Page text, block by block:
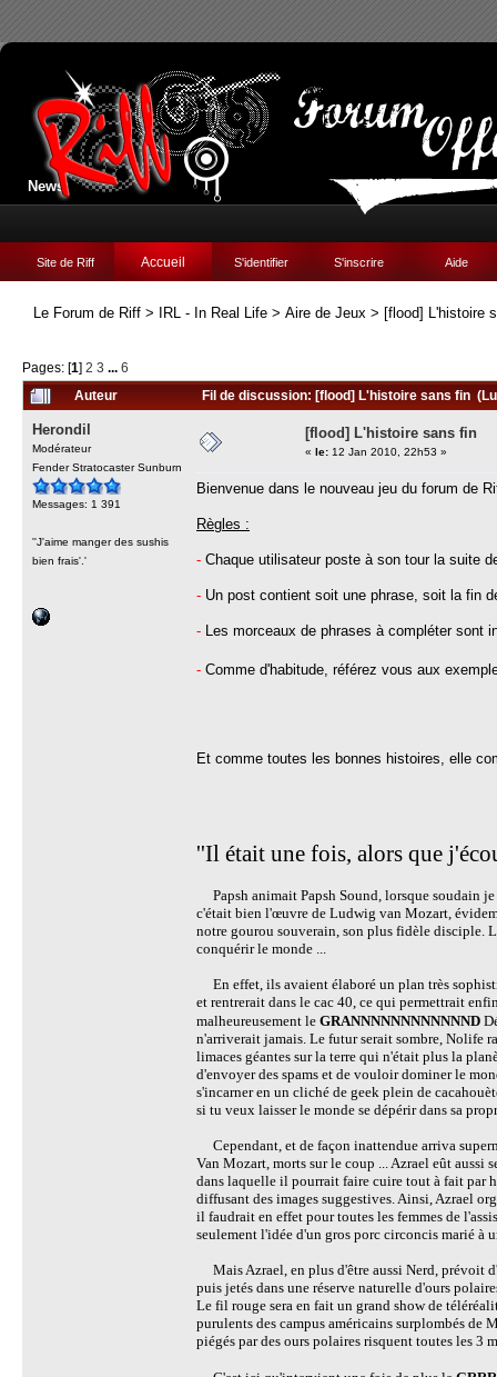
News:
Site de Riff Accueil S'identifier S'inscrire Aide
Le Forum de Riff > IRL - In Real Life > Aire de Jeux > [flood] L'histoire
Pages: [1] 2 3 ... 6
Auteur
Fil de discussion: [flood] L'histoire sans fin
Herondil
Modérateur
Fender Stratocaster Sunburn
Messages: 1 391
''J'aime manger des sushis
bien frais'.'
[flood] L'histoire sans fin
« le: 12 Jan 2010, 22h53 »
Bienvenue dans le nouveau jeu du forum de
Règles :
- Chaque utilisateur poste à son tour la suite
- Un post contient soit une phrase, soit la fin
- Les morceaux de phrases à compléter sont
- Comme d'habitude, référez vous aux
Et comme toutes les bonnes histoires, elle
''Il était une fois, alors que
Papsh animait Papsh Sound, lorsque soudain
c'était bien l'œuvre de Ludwig van Mozart,
notre gourou souverain, son plus fidèle disciple.
conquérir le monde ...
En effet, ils avaient élaboré un plan très
et rentrerait dans le cac 40, ce qui permettrait
malheureusement le GRANNNNNNNNNNNND
n'arriverait jamais. Le futur serait sombre, Nolife
limaces géantes sur la terre qui n'était plus la
d'envoyer des spams et de vouloir dominer le
s'incarner en un cliché de geek plein de
si tu veux laisser le monde se dépérir dans sa
Cependant, et de façon inattendue arriva
Van Mozart, morts sur le coup ... Azrael eût aussi
dans laquelle il pourrait faire cuire tout à fait par
diffusant des images suggestives. Ainsi, Azrael
il faudrait en effet pour toutes les femmes de
seulement l'idée d'un gros porc circoncis marié à
Mais Azrael, en plus d'être aussi Nerd, prévoit
puis jetés dans une réserve naturelle d'ours
Le fil rouge sera en fait un grand show de
purulents des campus américains surplombés
piégés par des ours polaires risquent toutes les 3